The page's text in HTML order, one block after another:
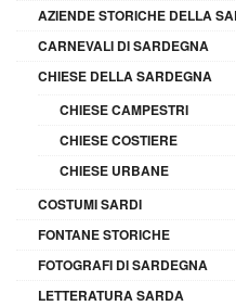
AZIENDE STORICHE DELLA
CARNEVALI DI SARDEGNA
CHIESE DELLA SARDEGNA
CHIESE CAMPESTRI
CHIESE COSTIERE
CHIESE URBANE
COSTUMI SARDI
FONTANE STORICHE
FOTOGRAFI DI SARDEGNA
LETTERATURA SARDA